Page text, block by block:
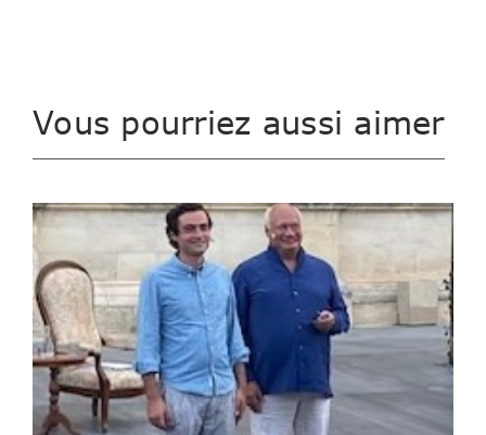
Vous pourriez aussi aimer